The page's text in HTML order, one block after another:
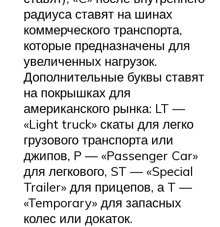
радиуса ставят на шинах
коммерческого транспорта,
которые предназначены для
увеличенных нагрузок.
Дополнительные буквы ставят
на покрышках для
американского рынка: LT —
«Light truck» скаты для легко
грузового транспорта или
джипов, P — «Passenger Car»
для легкового, ST — «Special
Trailer» для прицепов, а T —
«Temporary» для запасных
колес или докаток.